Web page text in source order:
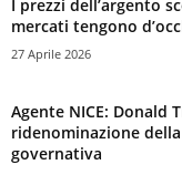
I prezzi dell’argento
mercati tengono
27 Aprile 2026
Agente NICE: Donald
ridenominazione
governativa